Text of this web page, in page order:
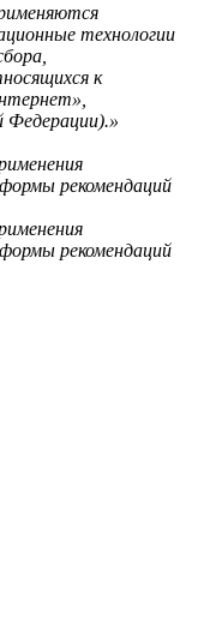
технологии
к
Федерации).»
рекомендаций
рекомендаций